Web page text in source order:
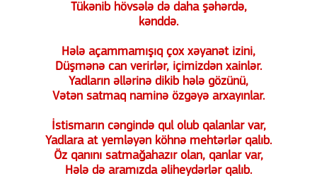
Tükənib hövsələ də daha şəhərdə,
kənddə.
Hələ açammamışıq çox xəyanət izini,
Düşmənə can verirlər, içimizdən xainlər.
Yadların əllərinə dikib hələ gözünü,
Vətən satmaq naminə özgəyə arxayınlar.
İstismarın cəngində qul olub qalanlar var,
Yadlara at yemləyən köhnə mehtərlər qalıb.
Öz qanını satmağahazır olan, qanlar var,
Hələ də aramızda əliheydərlər qalıb.